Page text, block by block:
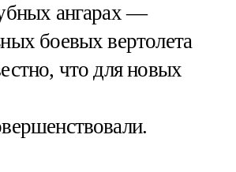
ангарах —
боевых вертолета
что для новых